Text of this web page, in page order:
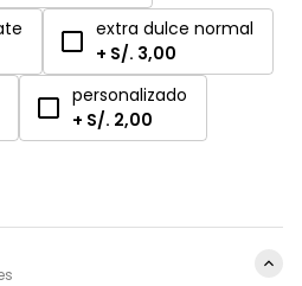
extra dulce normal
+ S/. 3,00
personalizado
+ S/. 2,00